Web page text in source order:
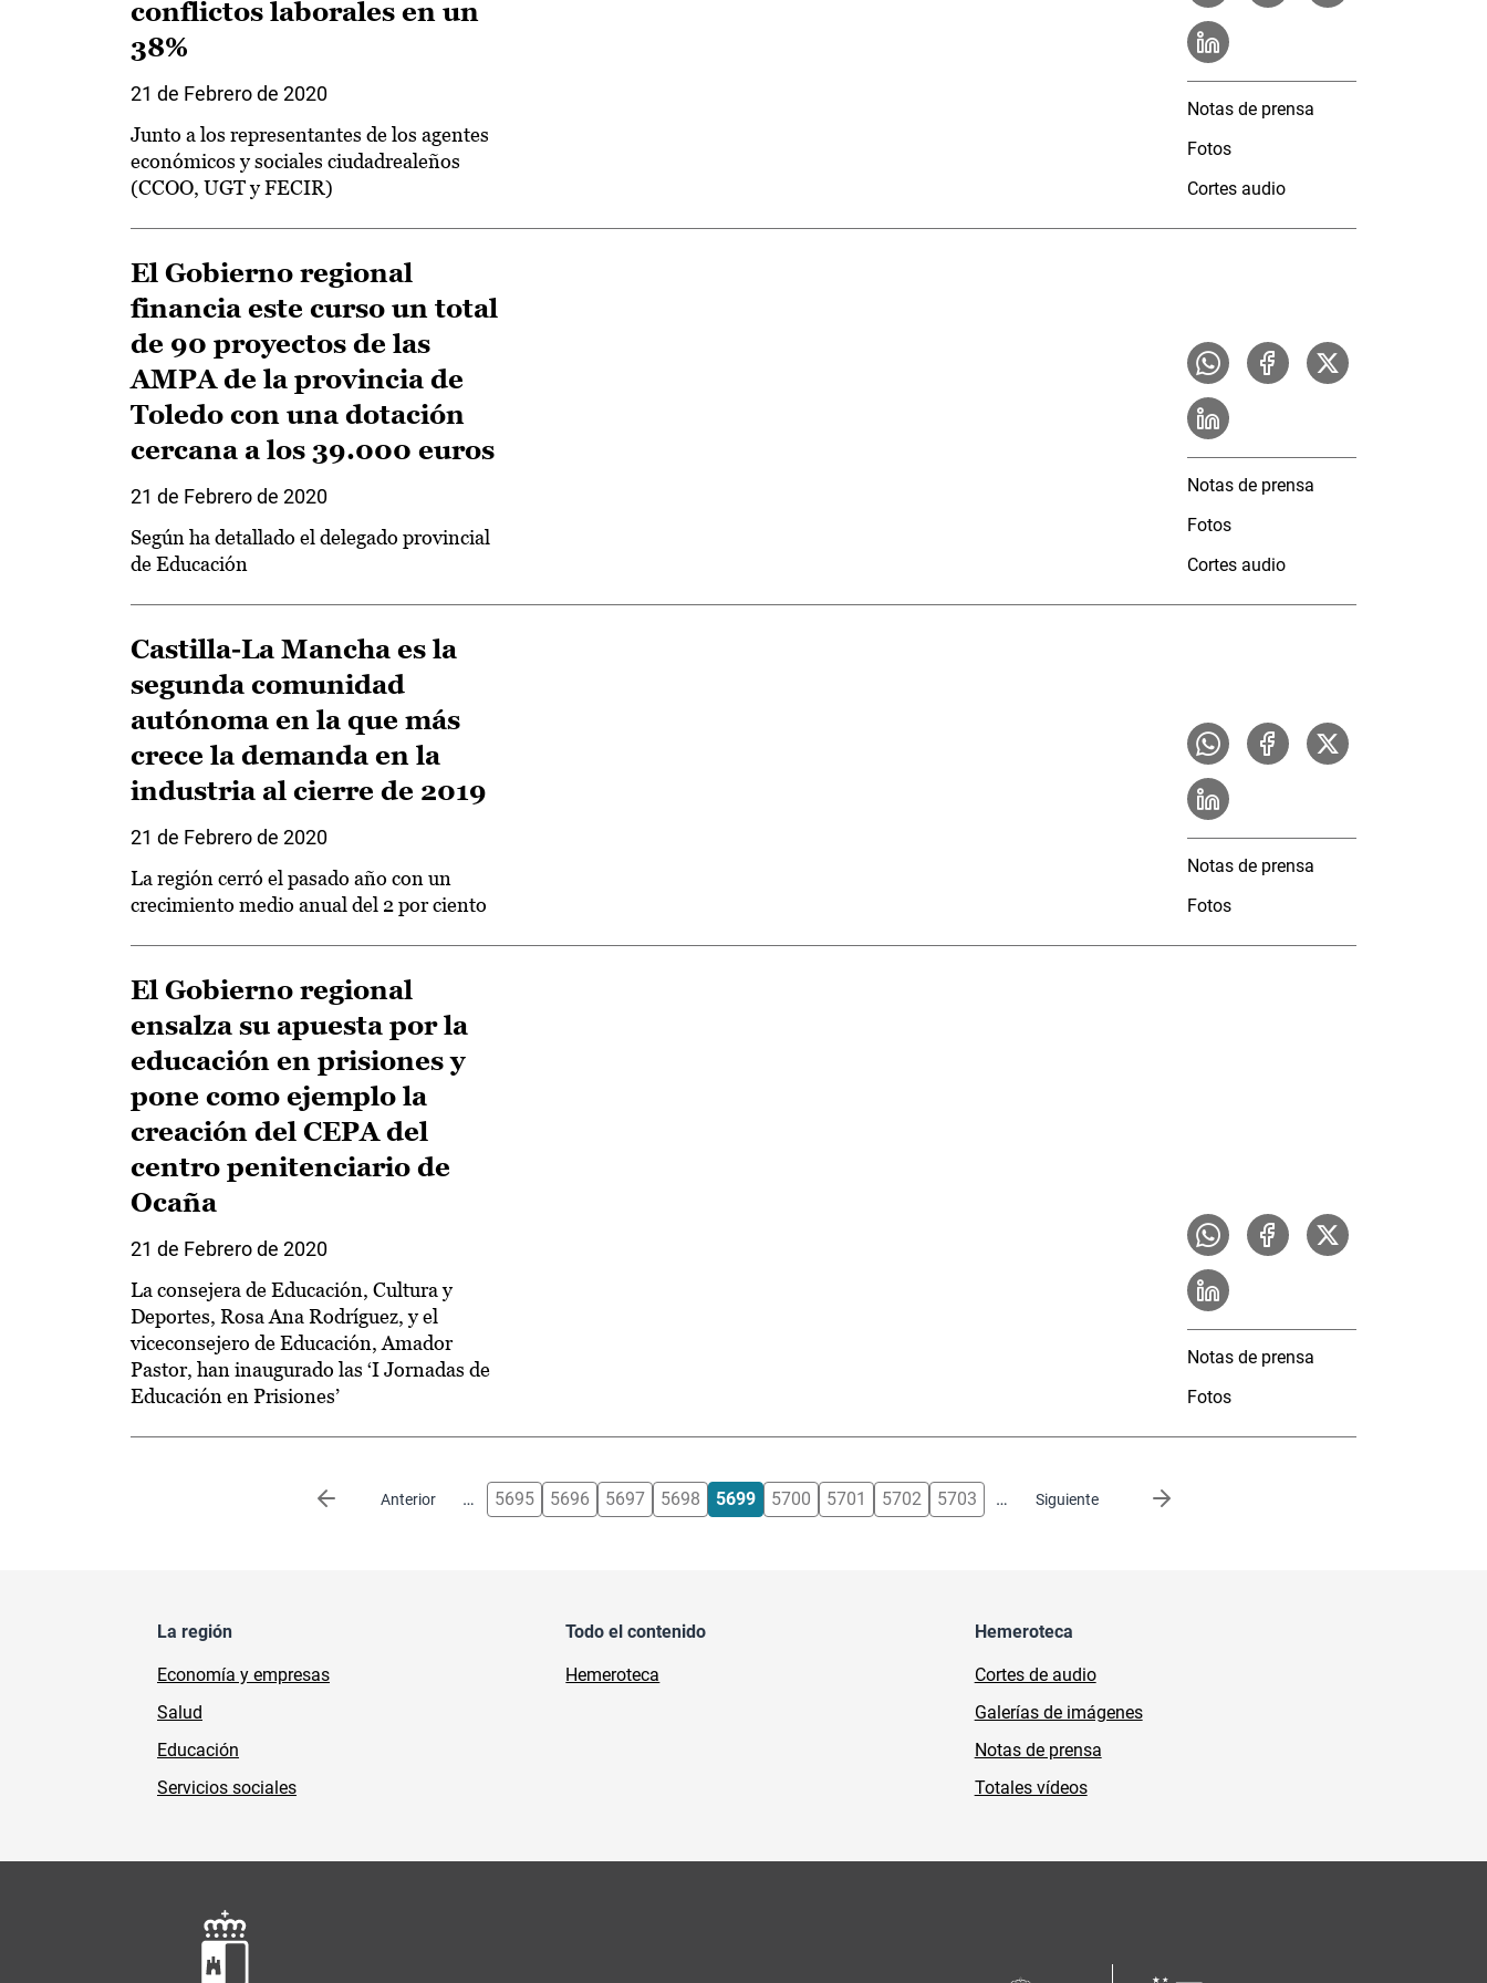
conflictos laborales en un
38%
21 de Febrero de 2020
Junto a los representantes de los agentes
económicos y sociales ciudadrealeños
(CCOO, UGT y FECIR)
Notas de prensa
Fotos
Cortes audio
El Gobierno regional
financia este curso un total
de 90 proyectos de las
AMPA de la provincia de
Toledo con una dotación
cercana a los 39.000 euros
21 de Febrero de 2020
Según ha detallado el delegado provincial
de Educación
Notas de prensa
Fotos
Cortes audio
Castilla-La Mancha es la
segunda comunidad
autónoma en la que más
crece la demanda en la
industria al cierre de 2019
21 de Febrero de 2020
La región cerró el pasado año con un
crecimiento medio anual del 2 por ciento
Notas de prensa
Fotos
El Gobierno regional
ensalza su apuesta por la
educación en prisiones y
pone como ejemplo la
creación del CEPA del
centro penitenciario de
Ocaña
21 de Febrero de 2020
La consejera de Educación, Cultura y
Deportes, Rosa Ana Rodríguez, y el
viceconsejero de Educación, Amador
Pastor, han inaugurado las ‘I Jornadas de
Educación en Prisiones’
Notas de prensa
Fotos
Anterior
Página anterior … 5695 5696 5697 5698 5699 5700 5701 5702 5703 … Siguiente
Siguiente página
La región
Economía y empresas
Salud
Educación
Servicios sociales
Todo el contenido
Hemeroteca
Hemeroteca
Cortes de audio
Galerías de imágenes
Notas de prensa
Totales vídeos